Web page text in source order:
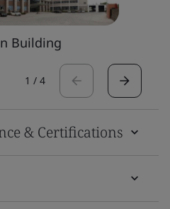
Building
1 / 4
& Certifications